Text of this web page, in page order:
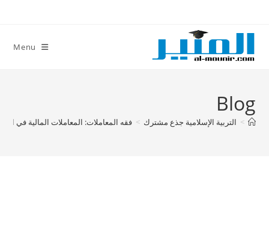
content
Menu
Blog
> التربية الإسلامية جذع مشترك > فقه المعاملات: المعاملات المالية في